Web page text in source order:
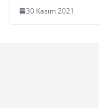
30 Kasım 2021